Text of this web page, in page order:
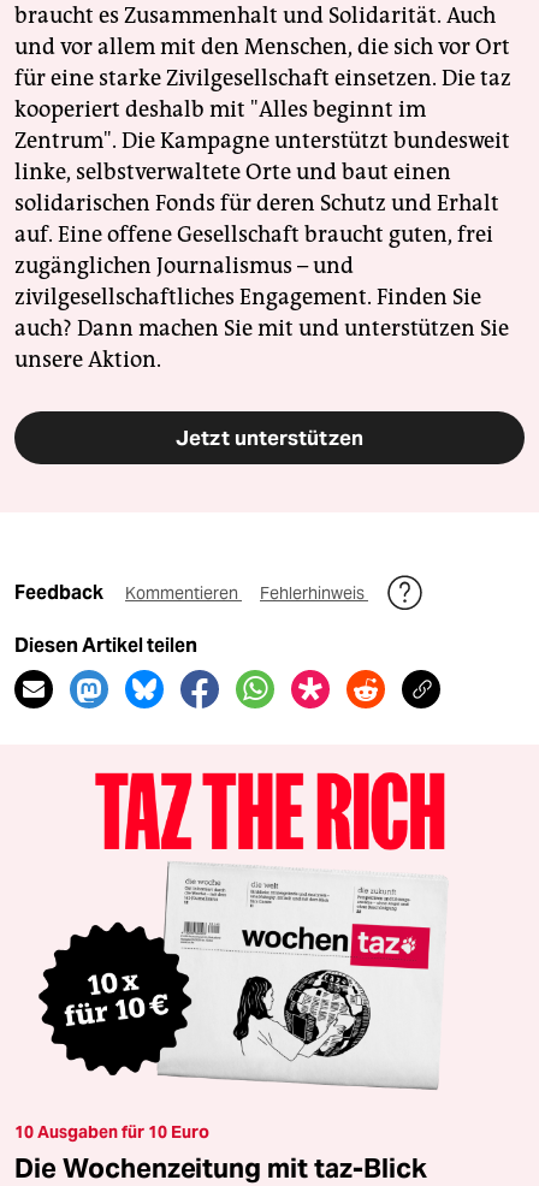
braucht es Zusammenhalt und Solidarität. Auch
und vor allem mit den Menschen, die sich vor Ort
für eine starke Zivilgesellschaft einsetzen. Die taz
kooperiert deshalb mit "Alles beginnt im
Zentrum". Die Kampagne unterstützt bundesweit
linke, selbstverwaltete Orte und baut einen
solidarischen Fonds für deren Schutz und Erhalt
auf. Eine offene Gesellschaft braucht guten, frei
zugänglichen Journalismus – und
zivilgesellschaftliches Engagement. Finden Sie
auch? Dann machen Sie mit und unterstützen Sie
unsere Aktion.
Jetzt unterstützen
Feedback Kommentieren Fehlerhinweis
Diesen Artikel teilen
10 Ausgaben für 10 Euro
Die Wochenzeitung mit taz-Blick